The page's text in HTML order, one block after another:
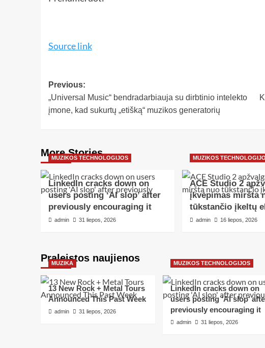
Source link
Previous:
„Universal Music“ bendradarbiauja su dirbtinio intelekto
įmone, kad sukurtų „etišką“ muzikos generatorių
More Stories
MUZIKOS TECHNOLOGIJOS
LinkedIn cracks down on
users posting ‘AI slop’ after
previously encouraging it
admin 31 liepos, 2026
MUZIKOS
ACE Studio 2
įkvėpimas miršta
tūkstančio įkeltų
admin 16 liepos, 2026
Praleistos naujienos
MUZIKA
13 New Rock + Metal Tours
Announced This Past Week
admin 31 liepos, 2026
MUZIKOS TECHNOLOGIJOS
LinkedIn cracks down on
users posting ‘AI slop’
previously encouraging it
admin 31 liepos, 2026